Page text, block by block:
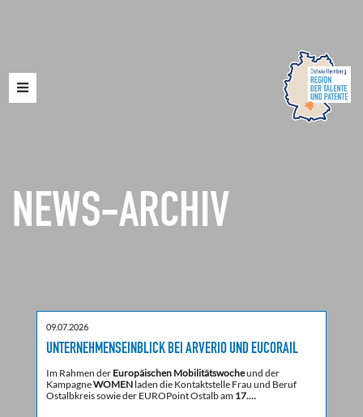
Toggle
navigation
NEWS-ARCHIV
09.07.2026
UNTERNEHMENSEINBLICK BEI ARVERIO UND EUCORAIL
Im Rahmen der Europäischen Mobilitätswocheund der
KampagneWOMEN laden die Kontaktstelle Frau und Beruf
Ostalbkreis sowie der EUROPoint Ostalb am 17.…